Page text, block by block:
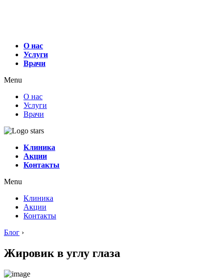
О нас
Услуги
Врачи
Menu
О нас
Услуги
Врачи
Клиника
Акции
Контакты
Menu
Клиника
Акции
Контакты
Блог ›
Жировик в углу глаза